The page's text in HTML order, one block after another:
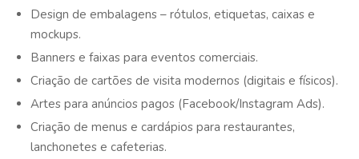
Design de embalagens – rótulos, etiquetas, caixas e
mockups.
Banners e faixas para eventos comerciais.
Criação de cartões de visita modernos (digitais e físicos).
Artes para anúncios pagos (Facebook/Instagram Ads).
Criação de menus e cardápios para restaurantes,
lanchonetes e cafeterias.